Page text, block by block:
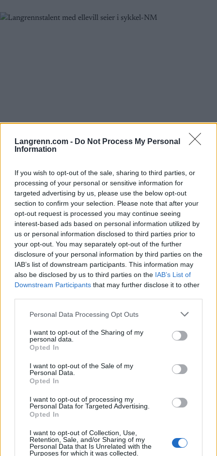
Langrenn.com - Do Not Process My Personal
Information
If you wish to opt-out of the sale, sharing to third parties, or
processing of your personal or sensitive information for
targeted advertising by us, please use the below opt-out
section to confirm your selection. Please note that after your
opt-out request is processed you may continue seeing
interest-based ads based on personal information utilized by
us or personal information disclosed to third parties prior to
your opt-out. You may separately opt-out of the further
disclosure of your personal information by third parties on the
IAB’s list of downstream participants. This information may
also be disclosed by us to third parties on the IAB’s List of
Downstream Participants that may further disclose it to other
Please note that this website/app uses one or more Google
not limited to your visit or usage behaviour. You may click to
grant or deny consent to Google and its third-party tags to
use your data for below specified purposes in below Google
consent section.
Personal Data Processing Opt Outs
I want to opt-out of the Sharing of my
personal data.
Opted In
I want to opt-out of the Sale of my
Personal Data.
Opted In
I want to opt-out of processing my
Personal Data for Targeted Advertising.
Opted In
I want to opt-out of Collection, Use,
Retention, Sale, and/or Sharing of my
Personal Data that Is Unrelated with the
Purposes for which it was collected.
Langrennstalent med ellevill seier i
sykkel-NM
INGEBORG SCHEVE 25.06.2023
Langrennstalentet knuste konkurrentene på tempoen i sykkel-NM
på torsdag, fulgte opp med knallsterk fellesstart lørdag.
Skiskyting